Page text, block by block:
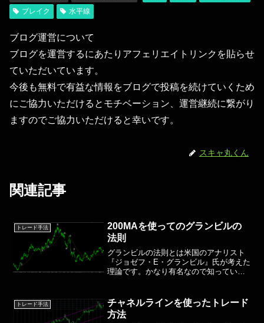
ブレイク
水平線
ブログ運営について
ブログを運営するにあたりアフェリエイトリンクを貼らせ
ていただいています。
今後も無料で有益な情報をブログで投稿を続けていくため
にご協力いただけるとモチベーション、運営継続に繋がり
ますのでご協力いただけると幸いです。
スキャ丸くん
関連記事
トレード手法
200MAを使ってのグランビルの
法則
グランビルの法則とは米国のアナリスト
『ジョゼフ・E・グランビル』氏が考えた
理論です。かなり有名なので知っている
での検証を行なっていますが、FXでも使
えると言われています...
トレード手法
チャネルラインを使ったトレード
方法